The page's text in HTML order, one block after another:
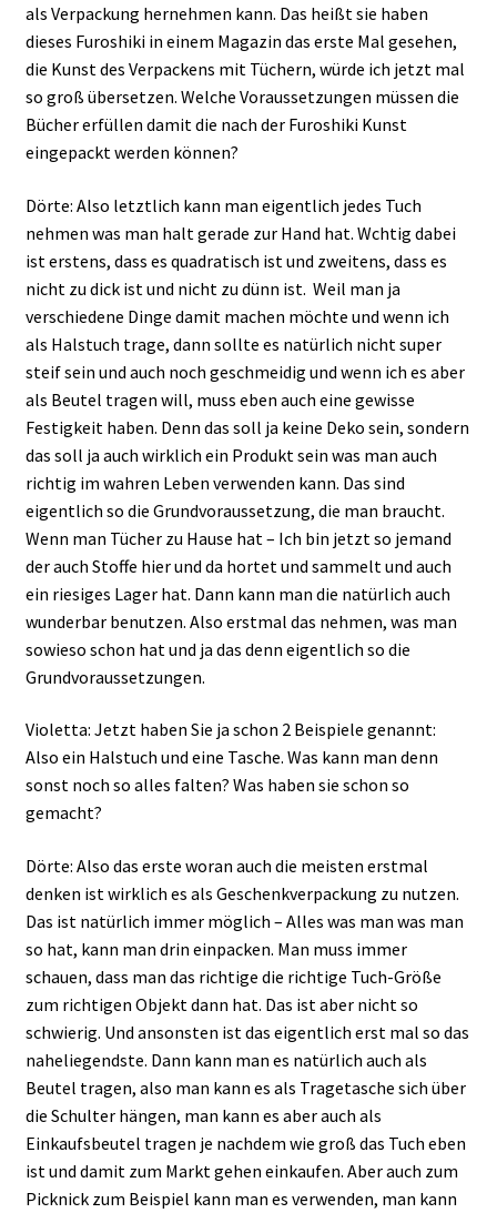
als Verpackung hernehmen kann. Das heißt sie haben
dieses Furoshiki in einem Magazin das erste Mal gesehen,
die Kunst des Verpackens mit Tüchern, würde ich jetzt mal
so groß übersetzen. Welche Voraussetzungen müssen die
Bücher erfüllen damit die nach der Furoshiki Kunst
eingepackt werden können?
Dörte: Also letztlich kann man eigentlich jedes Tuch
nehmen was man halt gerade zur Hand hat. Wchtig dabei
ist erstens, dass es quadratisch ist und zweitens, dass es
nicht zu dick ist und nicht zu dünn ist. Weil man ja
verschiedene Dinge damit machen möchte und wenn ich
als Halstuch trage, dann sollte es natürlich nicht super
steif sein und auch noch geschmeidig und wenn ich es aber
als Beutel tragen will, muss eben auch eine gewisse
Festigkeit haben. Denn das soll ja keine Deko sein, sondern
das soll ja auch wirklich ein Produkt sein was man auch
richtig im wahren Leben verwenden kann. Das sind
eigentlich so die Grundvoraussetzung, die man braucht.
Wenn man Tücher zu Hause hat – Ich bin jetzt so jemand
der auch Stoffe hier und da hortet und sammelt und auch
ein riesiges Lager hat. Dann kann man die natürlich auch
wunderbar benutzen. Also erstmal das nehmen, was man
sowieso schon hat und ja das denn eigentlich so die
Grundvoraussetzungen.
Violetta: Jetzt haben Sie ja schon 2 Beispiele genannt:
Also ein Halstuch und eine Tasche. Was kann man denn
sonst noch so alles falten? Was haben sie schon so
gemacht?
Dörte: Also das erste woran auch die meisten erstmal
denken ist wirklich es als Geschenkverpackung zu nutzen.
Das ist natürlich immer möglich – Alles was man was man
so hat, kann man drin einpacken. Man muss immer
schauen, dass man das richtige die richtige Tuch-Größe
zum richtigen Objekt dann hat. Das ist aber nicht so
schwierig. Und ansonsten ist das eigentlich erst mal so das
naheliegendste. Dann kann man es natürlich auch als
Beutel tragen, also man kann es als Tragetasche sich über
die Schulter hängen, man kann es aber auch als
Einkaufsbeutel tragen je nachdem wie groß das Tuch eben
ist und damit zum Markt gehen einkaufen. Aber auch zum
Picknick zum Beispiel kann man es verwenden, man kann